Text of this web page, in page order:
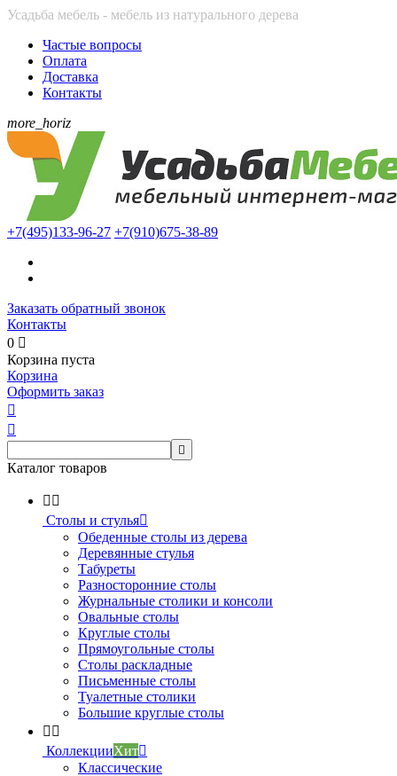
Усадьба мебель - мебель из натурального дерева
Частые вопросы
Оплата
Доставка
Контакты
more_horiz
+7(495)133-96-27 +7(910)675-38-89
Заказать обратный звонок
Контакты
0 
Корзина пуста
Корзина
Оформить заказ



Каталог товаров
 
Столы и стулья
Обеденные столы из дерева
Деревянные стулья
Табуреты
Разносторонние столы
Журнальные столики и консоли
Овальные столы
Круглые столы
Прямоугольные столы
Столы раскладные
Письменные столы
Туалетные столики
Большие круглые столы
 
КоллекцииХит
Классические